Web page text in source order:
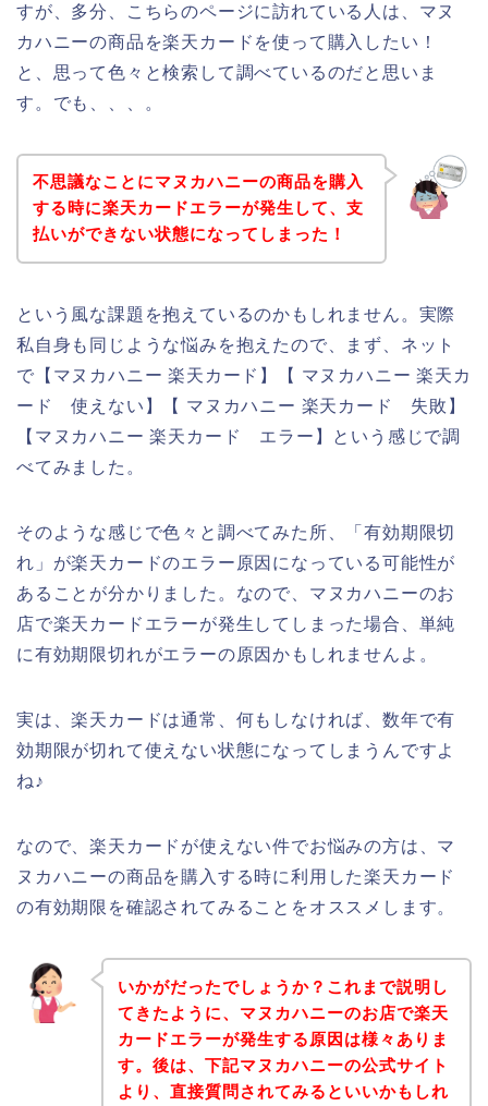
すが、多分、こちらのページに訪れている人は、マヌ
カハニーの商品を楽天カードを使って購入したい！
と、思って色々と検索して調べているのだと思いま
す。でも、、、。
不思議なことにマヌカハニーの商品を購入
する時に楽天カードエラーが発生して、支
払いができない状態になってしまった！
という風な課題を抱えているのかもしれません。実際
私自身も同じような悩みを抱えたので、まず、ネット
で【マヌカハニー 楽天カード】【 マヌカハニー 楽天カ
ード 使えない】【 マヌカハニー 楽天カード 失敗】
【マヌカハニー 楽天カード エラー】という感じで調
べてみました。
そのような感じで色々と調べてみた所、「有効期限切
れ」が楽天カードのエラー原因になっている可能性が
あることが分かりました。なので、マヌカハニーのお
店で楽天カードエラーが発生してしまった場合、単純
に有効期限切れがエラーの原因かもしれませんよ。
実は、楽天カードは通常、何もしなければ、数年で有
効期限が切れて使えない状態になってしまうんですよ
ね♪
なので、楽天カードが使えない件でお悩みの方は、マ
ヌカハニーの商品を購入する時に利用した楽天カード
の有効期限を確認されてみることをオススメします。
いかがだったでしょうか？これまで説明し
てきたように、マヌカハニーのお店で楽天
カードエラーが発生する原因は様々ありま
す。後は、下記マヌカハニーの公式サイト
より、直接質問されてみるといいかもしれ